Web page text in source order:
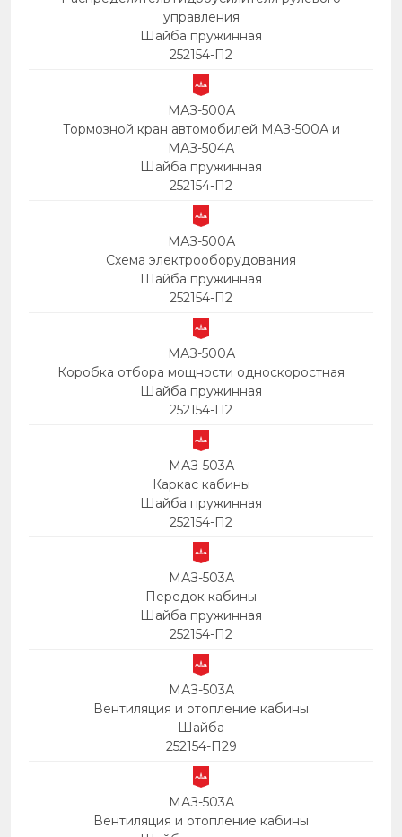
управления
Шайба пружинная
252154-П2
МАЗ-500А
Тормозной кран автомобилей МАЗ-500А и
МАЗ-504А
Шайба пружинная
252154-П2
МАЗ-500А
Схема электрооборудования
Шайба пружинная
252154-П2
МАЗ-500А
Коробка отбора мощности односкоростная
Шайба пружинная
252154-П2
МАЗ-503А
Каркас кабины
Шайба пружинная
252154-П2
МАЗ-503А
Передок кабины
Шайба пружинная
252154-П2
МАЗ-503А
Вентиляция и отопление кабины
Шайба
252154-П29
МАЗ-503А
Вентиляция и отопление кабины